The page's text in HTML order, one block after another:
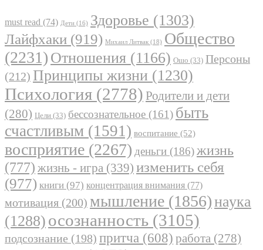
must read (74) Дети (16) Здоровье (1303)
Лайфхаки (919) Михаил Литвак (18) Общество
(2231) Отношения (1166) Ошо (33) Персоны
(212) Принципы жизни (1230)
Психология (2778) Родители и дети
(280) Цели (33) бессознательное (161) быть
счастливым (1591) воспитание (52)
восприятие (2267) деньги (186)жизнь
(777) жизнь - игра (339) изменить себя
(977) книги (97) концентрация внимания (77)
мотивация (200) мышление (1856)наука
(1288) осознанность (3105)
подсознание (198) притча (608) работа (278)